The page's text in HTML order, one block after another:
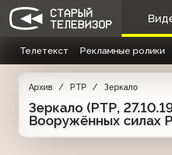
Телетекст Рекламные ролики
Архив РТР Зеркало
Зеркало (РТР,
Вооружённых силах